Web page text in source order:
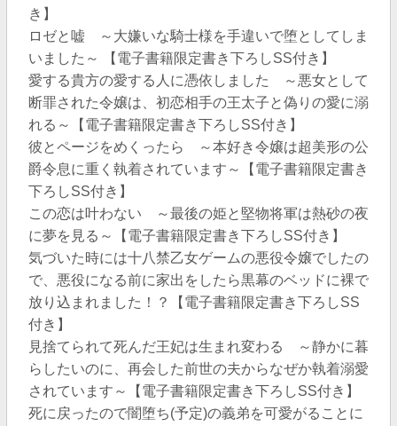
き】
ロゼと嘘 ～大嫌いな騎士様を手違いで堕としてしま
いました～ 【電子書籍限定書き下ろしSS付き】
愛する貴方の愛する人に憑依しました ～悪女として
断罪された令嬢は、初恋相手の王太子と偽りの愛に溺
れる～【電子書籍限定書き下ろしSS付き】
彼とページをめくったら ～本好き令嬢は超美形の公
爵令息に重く執着されています～【電子書籍限定書き
下ろしSS付き】
この恋は叶わない ～最後の姫と堅物将軍は熱砂の夜
に夢を見る～【電子書籍限定書き下ろしSS付き】
気づいた時には十八禁乙女ゲームの悪役令嬢でしたの
で、悪役になる前に家出をしたら黒幕のベッドに裸で
放り込まれました！？【電子書籍限定書き下ろしSS
付き】
見捨てられて死んだ王妃は生まれ変わる ～静かに暮
らしたいのに、再会した前世の夫からなぜか執着溺愛
されています～【電子書籍限定書き下ろしSS付き】
死に戻ったので闇堕ち(予定)の義弟を可愛がることに